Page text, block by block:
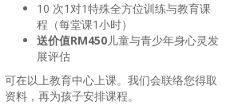
10 次1对1特殊全方位训练与教育课
程（每堂课1小时）
​​送价值RM450儿童与青少年身心灵发
展评估
可在以上教育中心上课。我们会联络您得取
资料，再为孩子安排课程。